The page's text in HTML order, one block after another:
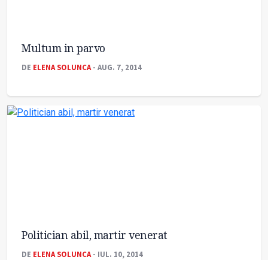
Multum in parvo
DE ELENA SOLUNCA- AUG. 7, 2014
Politician abil, martir venerat
DE ELENA SOLUNCA- IUL. 10, 2014